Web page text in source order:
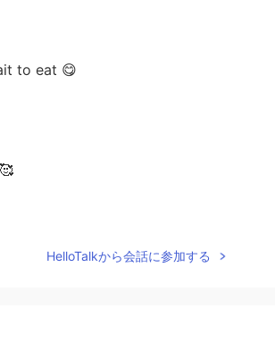
to eat 😋
HelloTalkから会話に参加する